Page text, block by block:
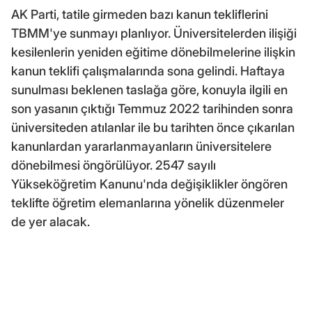
AK Parti, tatile girmeden bazı kanun tekliflerini
TBMM'ye sunmayı planlıyor. Üniversitelerden ilişiği
kesilenlerin yeniden eğitime dönebilmelerine ilişkin
kanun teklifi çalışmalarında sona gelindi. Haftaya
sunulması beklenen taslağa göre, konuyla ilgili en
son yasanın çıktığı Temmuz 2022 tarihinden sonra
üniversiteden atılanlar ile bu tarihten önce çıkarılan
kanunlardan yararlanmayanların üniversitelere
dönebilmesi öngörülüyor. 2547 sayılı
Yükseköğretim Kanunu'nda değişiklikler öngören
teklifte öğretim elemanlarına yönelik düzenmeler
de yer alacak.